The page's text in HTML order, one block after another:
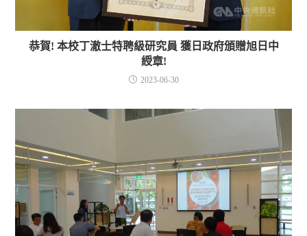
恭賀! 本校丁澈士特聘級研究員 獲日政府頒贈旭日中
綬章!
2023-06-30